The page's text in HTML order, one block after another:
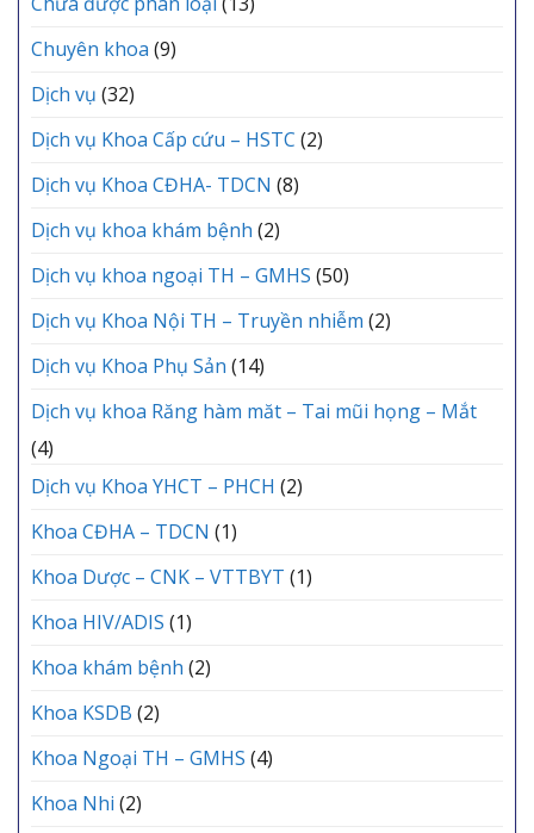
Chuyên khoa (9)
Dịch vụ (32)
Dịch vụ Khoa Cấp cứu – HSTC (2)
Dịch vụ Khoa CĐHA- TDCN (8)
Dịch vụ khoa khám bệnh (2)
Dịch vụ khoa ngoại TH – GMHS (50)
Dịch vụ Khoa Nội TH – Truyền nhiễm (2)
Dịch vụ Khoa Phụ Sản (14)
Dịch vụ khoa Răng hàm măt – Tai mũi họng – Mắt
(4)
Dịch vụ Khoa YHCT – PHCH (2)
Khoa CĐHA – TDCN (1)
Khoa Dược – CNK – VTTBYT (1)
Khoa HIV/ADIS (1)
Khoa khám bệnh (2)
Khoa KSDB (2)
Khoa Ngoại TH – GMHS (4)
Khoa Nhi (2)